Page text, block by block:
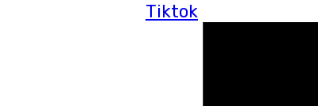
Tiktok